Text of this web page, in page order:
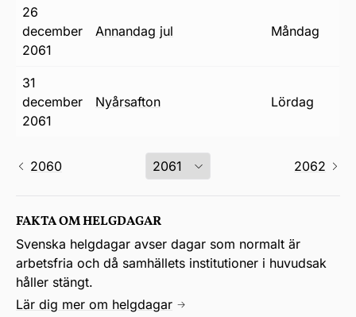
26
december
2061
annandag jul måndag
31
december
2061
nyårsafton lördag
2060 2062
FAKTA OM HELGDAGAR
Svenska helgdagar avser dagar som normalt är
arbetsfria och då samhällets institutioner i huvudsak
håller stängt.
Lär dig mer om helgdagar